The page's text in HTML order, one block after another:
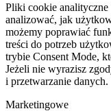
Pliki cookie analityczne
analizować, jak
możemy poprawiać
treści do potrzeb
trybie Consent Mode,
Jeżeli nie wyrazisz
i przetwarzanie danych.
Marketingowe